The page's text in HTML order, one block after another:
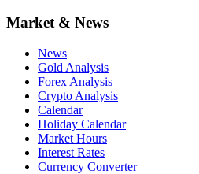
Market & News
News
Gold Analysis
Forex Analysis
Crypto Analysis
Calendar
Holiday Calendar
Market Hours
Interest Rates
Currency Converter